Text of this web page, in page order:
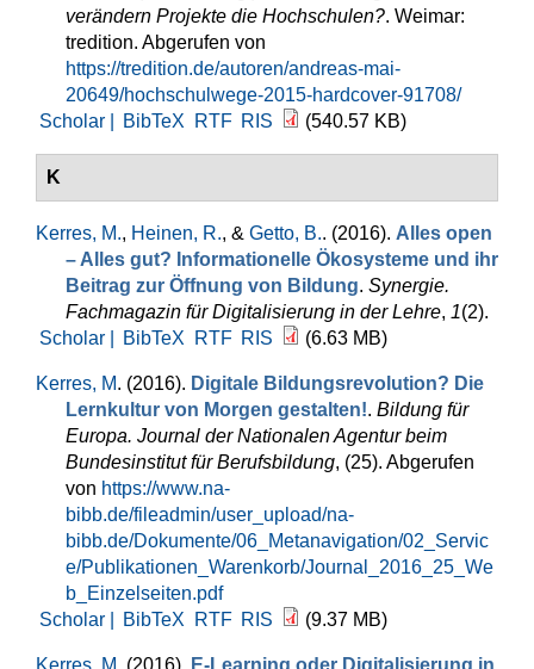
verändern Projekte die Hochschulen?. Weimar:
tredition. Abgerufen von
https://tredition.de/autoren/andreas-mai-
20649/hochschulwege-2015-hardcover-91708/
Scholar |
BibTeX RTF RIS (540.57 KB)
K
Kerres, M., Heinen, R., & Getto, B.. (2016). Alles open
– Alles gut? Informationelle Ökosysteme und ihr
Beitrag zur Öffnung von Bildung. Synergie.
Fachmagazin für Digitalisierung in der Lehre, 1(2).
Scholar |
BibTeX RTF RIS (6.63 MB)
Kerres, M. (2016). Digitale Bildungsrevolution? Die
Lernkultur von Morgen gestalten!. Bildung für
Europa. Journal der Nationalen Agentur beim
Bundesinstitut für Berufsbildung, (25). Abgerufen
von https://www.na-
bibb.de/fileadmin/user_upload/na-
bibb.de/Dokumente/06_Metanavigation/02_Servic
e/Publikationen_Warenkorb/Journal_2016_25_We
b_Einzelseiten.pdf
Scholar |
BibTeX RTF RIS (9.37 MB)
Kerres, M . (2016). E-Learning oder Digitalisierung in